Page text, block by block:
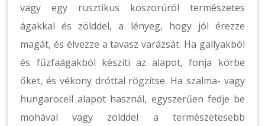
vagy egy rusztikus koszorúról természetes
ágakkal és zölddel, a lényeg, hogy jól érezze
magát, és élvezze a tavasz varázsát. Ha gallyakból
és fűzfaágakból készíti az alapot, fonja körbe
őket, és vékony dróttal rögzítse. Ha szalma- vagy
hungarocell alapot használ, egyszerűen fedje be
mohával vagy zölddel a természetesebb